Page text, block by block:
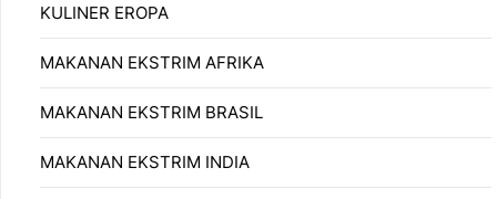
KULINER EROPA
MAKANAN EKSTRIM AFRIKA
MAKANAN EKSTRIM BRASIL
MAKANAN EKSTRIM INDIA